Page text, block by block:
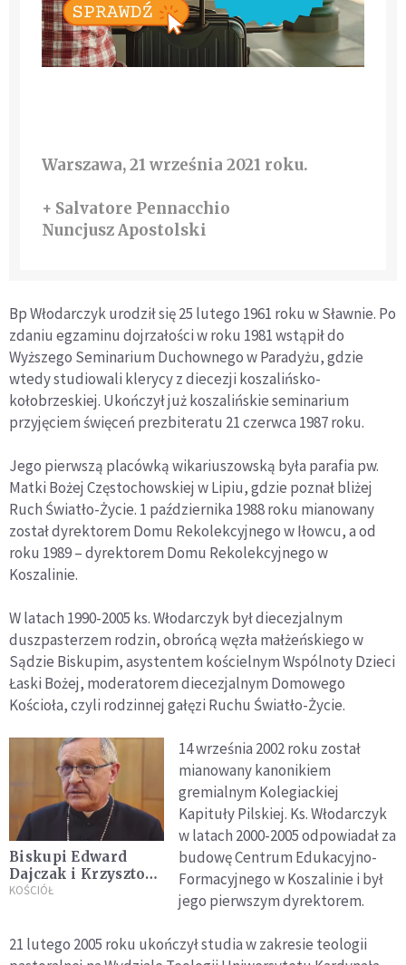
Warszawa, 21 września 2021 roku.
+ Salvatore Pennacchio
Nuncjusz Apostolski
Bp Włodarczyk urodził się 25 lutego 1961 roku w Sławnie. Po
zdaniu egzaminu dojrzałości w roku 1981 wstąpił do
Wyższego Seminarium Duchownego w Paradyżu, gdzie
wtedy studiowali klerycy z diecezji koszalińsko-
kołobrzeskiej. Ukończył już koszalińskie seminarium
przyjęciem święceń prezbiteratu 21 czerwca 1987 roku.
Jego pierwszą placówką wikariuszowską była parafia pw.
Matki Bożej Częstochowskiej w Lipiu, gdzie poznał bliżej
Ruch Światło-Życie. 1 października 1988 roku mianowany
został dyrektorem Domu Rekolekcyjnego w Iłowcu, a od
roku 1989 – dyrektorem Domu Rekolekcyjnego w
Koszalinie.
W latach 1990-2005 ks. Włodarczyk był diecezjalnym
duszpasterzem rodzin, obrońcą węzła małżeńskiego w
Sądzie Biskupim, asystentem kościelnym Wspólnoty Dzieci
Łaski Bożej, moderatorem diecezjalnym Domowego
Kościoła, czyli rodzinnej gałęzi Ruchu Światło-Życie.
Biskupi Edward
Dajczak i Krzysztof
Włodarczyk
KOŚCIÓŁ
14 września 2002 roku został
mianowany kanonikiem
gremialnym Kolegiackiej
Kapituły Pilskiej. Ks. Włodarczyk
w latach 2000-2005 odpowiadał za
budowę Centrum Edukacyjno-
Formacyjnego w Koszalinie i był
jego pierwszym dyrektorem.
21 lutego 2005 roku ukończył studia w zakresie teologii